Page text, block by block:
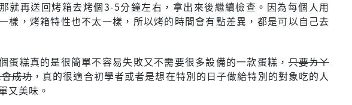
就再送回烤箱去烤個3-5分鐘左右，拿出來後繼續檢查。因為每個人用
樣，烤箱特性也不太一樣，所以烤的時間會有點差異，都是可以自己去
蛋糕真的是很簡單不容易失敗又不需要很多設備的一款蛋糕，只要ㄌㄚ
成功，真的很適合初學者或者是想在特別的日子做給特別的對象吃的人
又美味。